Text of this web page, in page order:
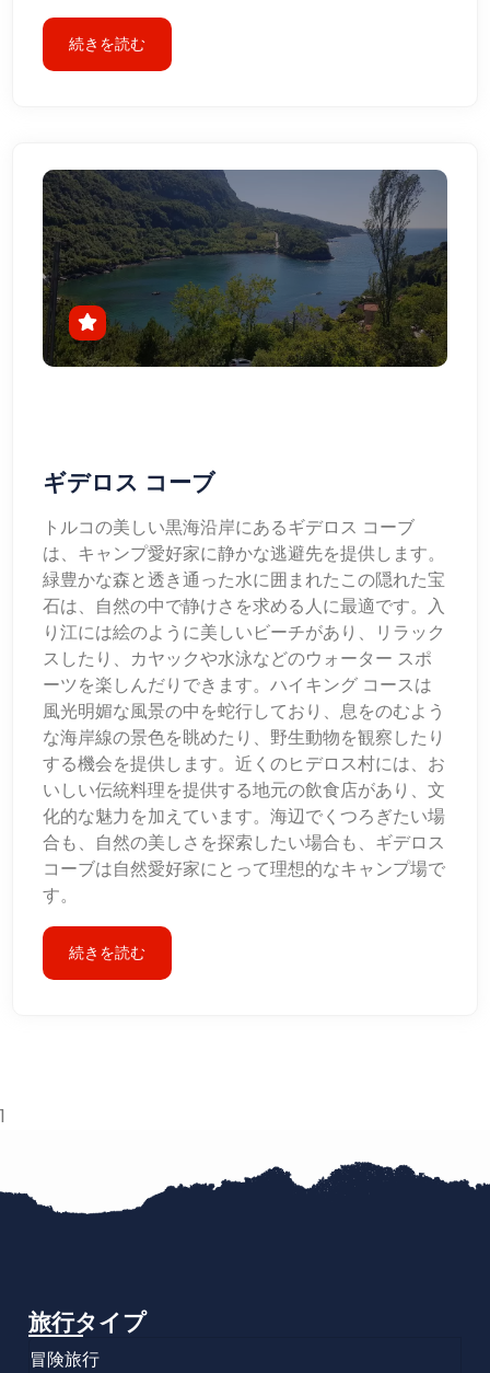
続きを読む
ギデロス コーブ
トルコの美しい黒海沿岸にあるギデロス コーブ
は、キャンプ愛好家に静かな逃避先を提供します。
緑豊かな森と透き通った水に囲まれたこの隠れた宝
石は、自然の中で静けさを求める人に最適です。入
り江には絵のように美しいビーチがあり、リラック
スしたり、カヤックや水泳などのウォーター スポ
ーツを楽しんだりできます。ハイキング コースは
風光明媚な風景の中を蛇行しており、息をのむよう
な海岸線の景色を眺めたり、野生動物を観察したり
する機会を提供します。近くのヒデロス村には、お
いしい伝統料理を提供する地元の飲食店があり、文
化的な魅力を加えています。海辺でくつろぎたい場
合も、自然の美しさを探索したい場合も、ギデロス
コーブは自然愛好家にとって理想的なキャンプ場で
す。
続きを読む
1
旅行タイプ
冒険旅行